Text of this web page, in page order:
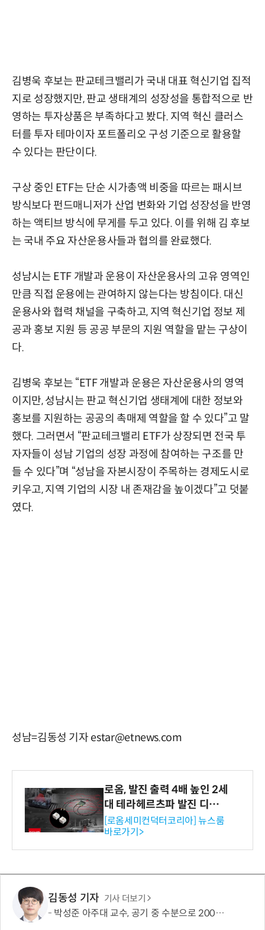
김병욱 후보는 판교테크밸리가 국내 대표 혁신기업 집적
지로 성장했지만, 판교 생태계의 성장성을 통합적으로 반
영하는 투자상품은 부족하다고 봤다. 지역 혁신 클러스
터를 투자 테마이자 포트폴리오 구성 기준으로 활용할
수 있다는 판단이다.
구상 중인 ETF는 단순 시가총액 비중을 따르는 패시브
방식보다 펀드매니저가 산업 변화와 기업 성장성을 반영
하는 액티브 방식에 무게를 두고 있다. 이를 위해 김 후보
는 국내 주요 자산운용사들과 협의를 완료했다.
성남시는 ETF 개발과 운용이 자산운용사의 고유 영역인
만큼 직접 운용에는 관여하지 않는다는 방침이다. 대신
운용사와 협력 채널을 구축하고, 지역 혁신기업 정보 제
공과 홍보 지원 등 공공 부문의 지원 역할을 맡는 구상이
다.
김병욱 후보는 “ETF 개발과 운용은 자산운용사의 영역
이지만, 성남시는 판교 혁신기업 생태계에 대한 정보와
홍보를 지원하는 공공의 촉매제 역할을 할 수 있다”고 말
했다. 그러면서 “판교테크밸리 ETF가 상장되면 전국 투
자자들이 성남 기업의 성장 과정에 참여하는 구조를 만
들 수 있다”며 “성남을 자본시장이 주목하는 경제도시로
키우고, 지역 기업의 시장 내 존재감을 높이겠다”고 덧붙
였다.
성남=김동성 기자 estar@etnews.com
로옴, 발진 출력 4배 높인 2세
대 테라헤르츠파 발진 디바이
스 개발
[로옴세미컨덕터코리아] 뉴스룸
바로가기>
김동성 기자 기사 더보기
박성준 아주대 교수, 공기 중 수분으로 200㎛ 피부 부착 전지 개발